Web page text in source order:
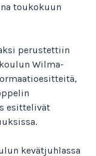
toukokuun
perustettiin
Wilma-
esittelivät
kevätjuhlassa